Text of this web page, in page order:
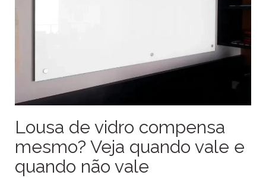
Lousa de vidro compensa
mesmo? Veja quando vale e
quando não vale